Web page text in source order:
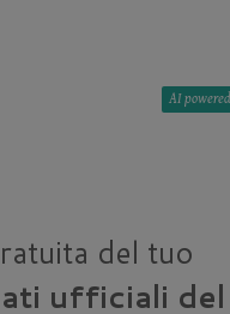
AI
del tuo
ufficiali del